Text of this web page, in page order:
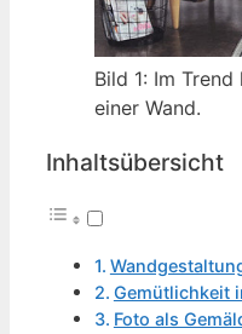
Bild 1: Im
einer Wand.
Inhaltsübersicht
Gemütlichkeit
Foto als